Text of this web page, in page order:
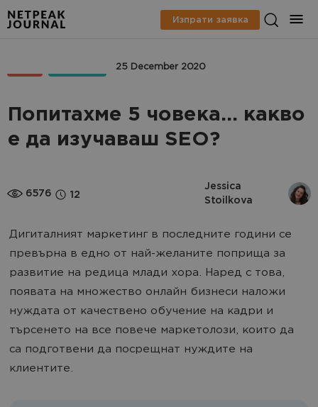
Изпрати заявка
25 December 2020
Попитахме 5 човека... какво
е да изучаваш SEO?
6576 12
Jessica
Stoilkova
Дигиталният маркетинг в последните години се
превърна в едно от най-желаните поприща за
развитие на редица млади хора. Наред с това,
появата на множество онлайн бизнеси наложи
нуждата от качествено обучение на кадри и
търсенето на все повече маркетолози, които да
са подготвени да посрещнат нуждите на
клиентите.